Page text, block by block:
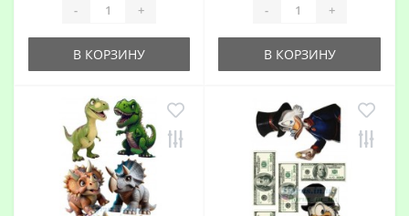
- +
В КОРЗИНУ
- +
В КОРЗИНУ